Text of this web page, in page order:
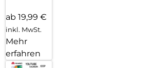
ab 19,99 €
inkl. MwSt.
Mehr
erfahren